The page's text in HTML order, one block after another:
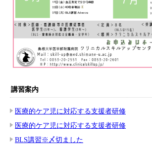
講習案内
医療的ケア児に対応する支援者研修
医療的ケア児に対応する支援者研修
BLS講習※〆切ました